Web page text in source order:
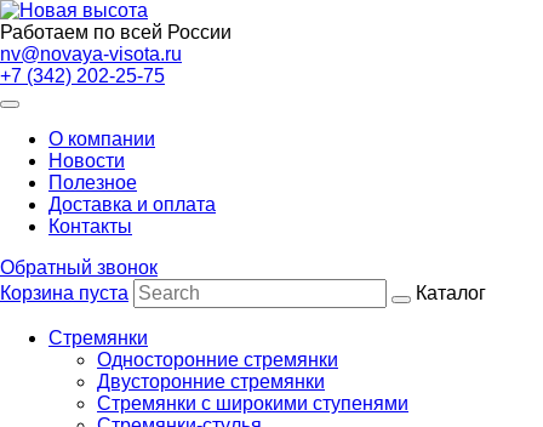
Работаем по всей России
nv@novaya-visota.ru
+7 (342) 202-25-75
О компании
Новости
Полезное
Доставка и оплата
Контакты
Обратный звонок
Корзина пуста
Каталог
Стремянки
Односторонние стремянки
Двусторонние стремянки
Стремянки с широкими ступенями